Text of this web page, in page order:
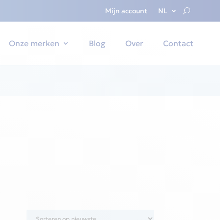
Mijn account NL
Onze merken Blog Over Contact